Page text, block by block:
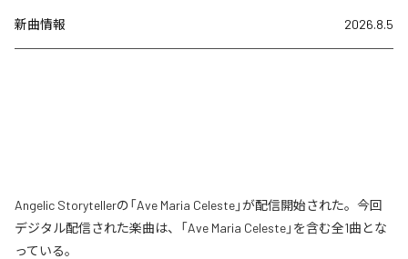
新曲情報 2026.8.5
Angelic Storytellerの「Ave Maria Celeste」が配信開始された。今回
デジタル配信された楽曲は、「Ave Maria Celeste」を含む全1曲とな
っている。